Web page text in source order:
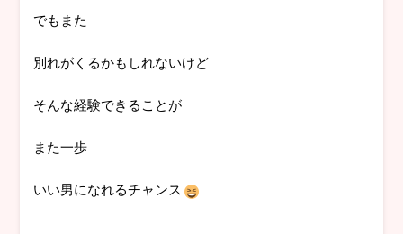
でもまた
別れがくるかもしれないけど
そんな経験できることが
また一歩
いい男になれるチャンス